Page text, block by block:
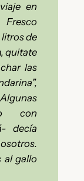
en
de
quitate
las
con
decía
al gallo